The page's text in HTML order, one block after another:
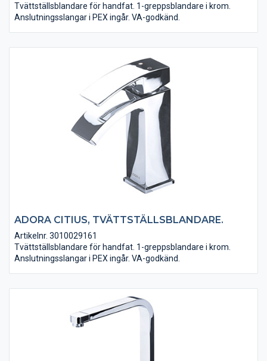
Tvättställsblandare för handfat. 1-greppsblandare i krom.
Anslutningsslangar i PEX ingår. VA-godkänd.
ADORA CITIUS, TVÄTTSTÄLLSBLANDARE.
Artikelnr. 3010029161
Tvättställsblandare för handfat. 1-greppsblandare i krom.
Anslutningsslangar i PEX ingår. VA-godkänd.